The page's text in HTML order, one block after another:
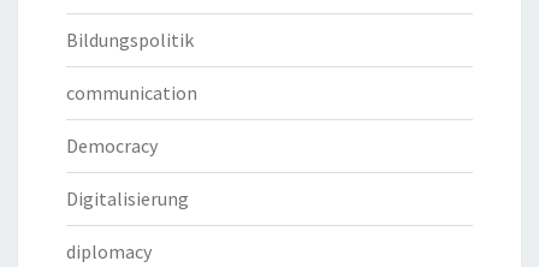
Bildungspolitik
communication
Democracy
Digitalisierung
diplomacy